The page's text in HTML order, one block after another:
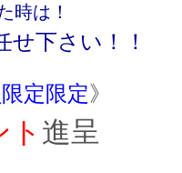
時は！
せ下さい！！
定限定》
進呈